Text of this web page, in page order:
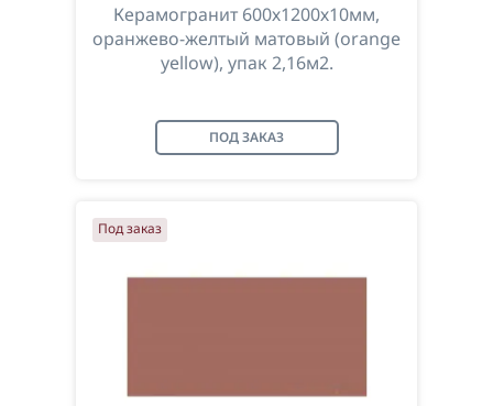
Керамогранит 600х1200х10мм,
оранжево-желтый матовый (orange
yellow), упак 2,16м2.
ПОД ЗАКАЗ
Под заказ